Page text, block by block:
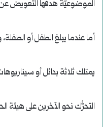
الموضوعيَّة هدفها التعويض
أما عندما يبلغ الطفل أو
يمتلك ثلاثة بدائل أو
التحرُّك نحو الآخرين على هيئة